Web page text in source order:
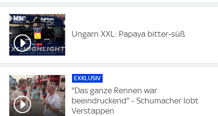
Ungarn XXL: Papaya bitter-süß
EXKLUSIV
''Das ganze Rennen war
beeindruckend'' - Schumacher lobt
Verstappen